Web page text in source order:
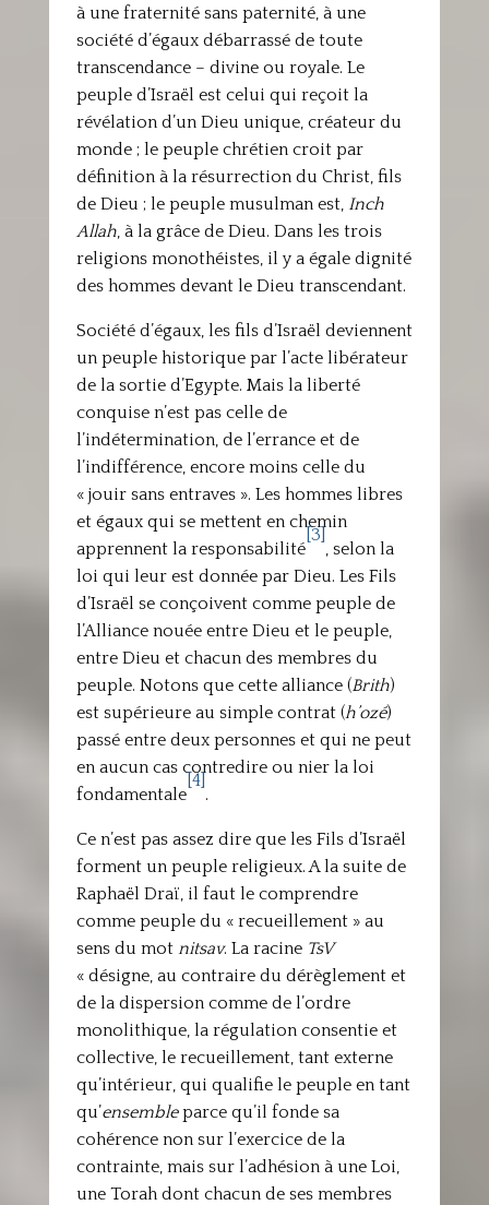
à une fraternité sans paternité, à une
société d’égaux débarrassé de toute
transcendance – divine ou royale. Le
peuple d’Israël est celui qui reçoit la
révélation d’un Dieu unique, créateur du
monde ; le peuple chrétien croit par
définition à la résurrection du Christ, fils
de Dieu ; le peuple musulman est, Inch
Allah, à la grâce de Dieu. Dans les trois
religions monothéistes, il y a égale dignité
des hommes devant le Dieu transcendant.
Société d’égaux, les fils d’Israël deviennent
un peuple historique par l’acte libérateur
de la sortie d’Egypte. Mais la liberté
conquise n’est pas celle de
l’indétermination, de l’errance et de
l’indifférence, encore moins celle du
« jouir sans entraves ». Les hommes libres
et égaux qui se mettent en chemin
apprennent la responsabilité
[3]
, selon la
loi qui leur est donnée par Dieu. Les Fils
d’Israël se conçoivent comme peuple de
l’Alliance nouée entre Dieu et le peuple,
entre Dieu et chacun des membres du
peuple. Notons que cette alliance (Brith)
est supérieure au simple contrat (h’ozé)
passé entre deux personnes et qui ne peut
en aucun cas contredire ou nier la loi
fondamentale
[4]
.
Ce n’est pas assez dire que les Fils d’Israël
forment un peuple religieux. A la suite de
Raphaël Draï, il faut le comprendre
comme peuple du « recueillement » au
sens du mot nitsav. La racine TsV
« désigne, au contraire du dérèglement et
de la dispersion comme de l’ordre
monolithique, la régulation consentie et
collective, le recueillement, tant externe
qu’intérieur, qui qualifie le peuple en tant
qu’ensembleparce qu’il fonde sa
cohérence non sur l’exercice de la
contrainte, mais sur l’adhésion à une Loi,
une Torah dont chacun de ses membres